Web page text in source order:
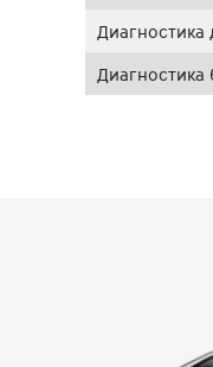
Диагностика
Диагностика